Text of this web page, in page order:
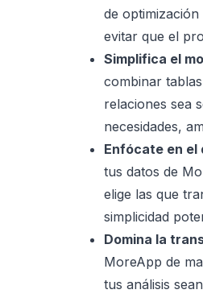
de
evitar que el
Simplifica el
combinar
relaciones sea
necesidades,
Enfócate en el
tus datos de
elige las que
simplicidad
Domina la
MoreApp de
tus análisis